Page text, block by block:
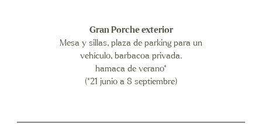
Gran Porche exterior
Mesa y sillas, plaza de parking para un
vehículo, barbacoa privada.
hamaca de verano*
(*21 junio a 8 septiembre)